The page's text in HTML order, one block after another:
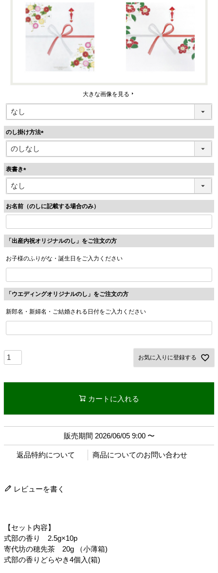
大きな画像を見る
のし掛け方法
(
表書き
(
必
お名前（のしに記載する場合のみ）
「出産内祝オリジナルのし」をご注文の方
お子様のふりがな・誕生日をご入力ください
「ウエディングオリジナルのし」をご注文の方
新郎名・新婦名・ご結婚される日付をご入力ください
お気に入りに登録する
カートに入れる
販売期間 2026/06/05 9:00 〜
返品特約について 商品についてのお問い合わせ
レビューを書く
【セット内容】
式部の香り 2.5g×10p
寄代坊の穂先茶 20g （小薄箱)
式部の香りどらやき4個入(箱)